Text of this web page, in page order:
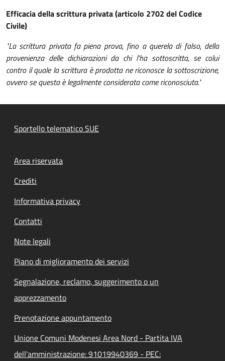
Efficacia della scrittura privata (articolo 2702 del Codice
Civile)
"La scrittura privata fa piena prova, fino a querela di falso, della
provenienza delle dichiarazioni da chi l'ha sottoscritta, se colui
contro il quale la scrittura è prodotta ne riconosce la sottoscrizione,
ovvero se questa è legalmente considerata come riconosciuta."
Sportello telematico SUE
Footer menu
Area riservata
Crediti
Informativa privacy
Contatti
Note legali
Piano di miglioramento dei servizi
Segnalazione, reclamo, suggerimento o un
apprezzamento
Prenotazione appuntamento
Unione Comuni Modenesi Area Nord - Partita IVA
dell'amministrazione: 91019940369 - PEC: